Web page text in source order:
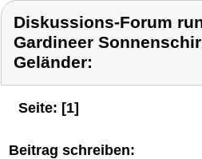
Diskussions-Forum
Gardineer
Geländer:
Seite: [1]
Beitrag schreiben: